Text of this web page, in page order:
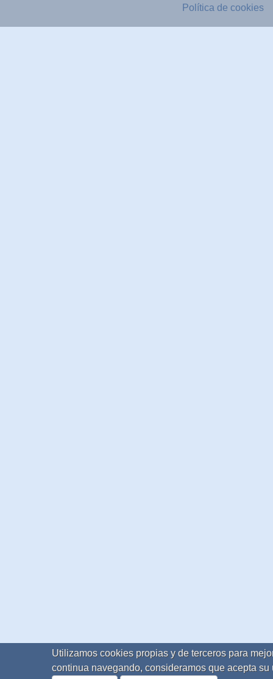
Política de cookies
Utilizamos cookies propias y de terceros para
continua navegando, consideramos que acepta su